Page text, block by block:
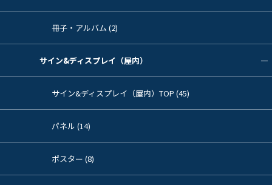
冊子・アルバム (2)
サイン&ディスプレイ（屋内）
サイン&ディスプレイ（屋内）TOP (45)
パネル (14)
ポスター (8)